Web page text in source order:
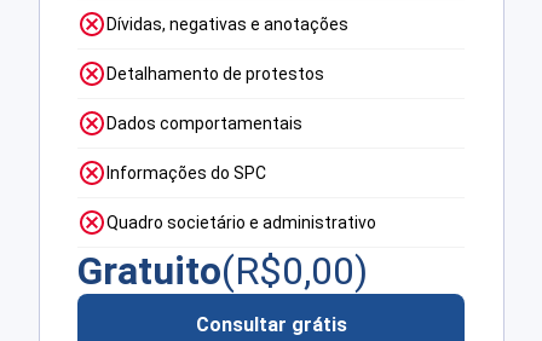
Dívidas, negativas e anotações
Detalhamento de protestos
Dados comportamentais
Informações do SPC
Quadro societário e administrativo
Gratuito(R$0,00)
Consultar grátis